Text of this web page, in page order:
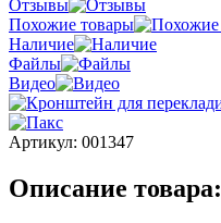
Отзывы
Похожие товары
Наличие
Файлы
Видео
Артикул: 001347
Описание товара: